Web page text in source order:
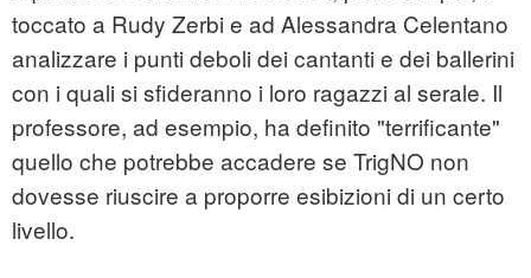
toccato a Rudy Zerbi e ad Alessandra Celentano
analizzare i punti deboli dei cantanti e dei ballerini
con i quali si sfideranno i loro ragazzi al serale. Il
professore, ad esempio, ha definito "terrificante"
quello che potrebbe accadere se TrigNO non
dovesse riuscire a proporre esibizioni di un certo
livello.